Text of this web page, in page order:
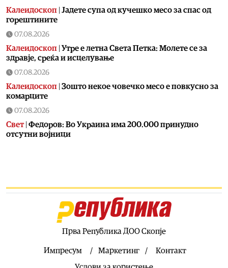
Калеидоскоп Jадете супа од кучешко месо за спас од
горештините
07.08.2026
Калеидоскоп Утре е летна Света Петка: Молете се за
здравје, среќа и исцелување
07.08.2026
Калеидоскоп Зошто некое човечко месо е повкусно за
комарците
07.08.2026
Свет| Федоров: Во Украина има 200.000 принудно
отсутни војници
Uncategorized|Пукање во Сарај
ДИК усвои одлука за дополнителни
средства за надоместоци за избирачки одбори и
07.08.2026
Прва Република ДОО Скопје
Импресум Маркетинг
Контакт